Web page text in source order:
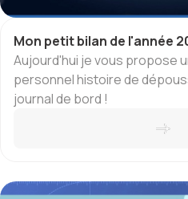
Mon petit bilan de l'année
Aujourd'hui je vous propose
personnel histoire de
journal de bord !